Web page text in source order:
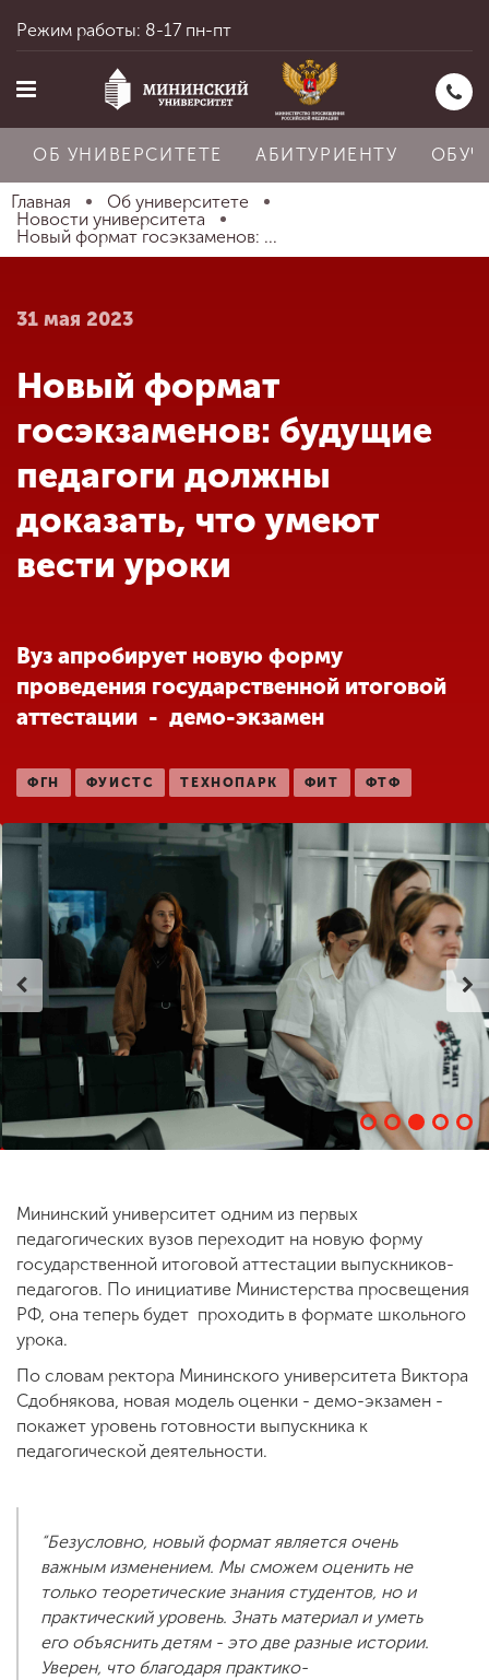
Главная
Абитуриенту
Обучение
Наука
Международная
деятельность
деятельности
Студенческая жизнь
Сведения об
образовательной
организации
SPN CHI
Режим работы: 8-17 пн-пт
ОБ УНИВЕРСИТЕТЕ АБИТУРИЕНТУ
Главная
Об университете
Новости университета
Новый формат госэкзаменов: ...
31 мая 2023
Новый формат
госэкзаменов: будущие
педагоги должны
доказать, что умеют
вести уроки
Вуз апробирует новую форму
проведения государственной итоговой
аттестации - демо-экзамен
ФГН ФУИСТС ТЕХНОПАРК ФИТ ФТФ
Мининский университет одним из первых
педагогических вузов переходит на новую форму
государственной итоговой аттестации выпускников-
педагогов. По инициативе Министерства просвещения
РФ, она теперь будет проходить в формате школьного
урока.
По словам ректора Мининского университета Виктора
Сдобнякова, новая модель оценки - демо-экзамен -
покажет уровень готовности выпускника к
педагогической деятельности.
“Безусловно, новый формат является очень
важным изменением. Мы сможем оценить не
только теоретические знания студентов, но и
практический уровень. Знать материал и уметь
его объяснить детям - это две разные истории.
Уверен, что благодаря практико-